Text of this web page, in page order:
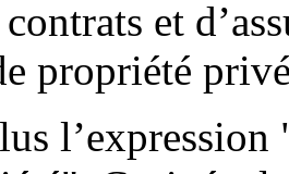
et
propriété
l’expression